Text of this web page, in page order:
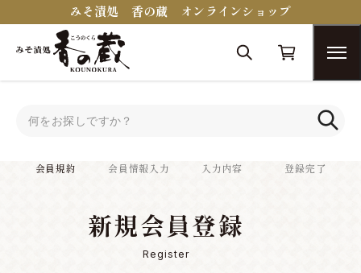
みそ漬処 香の蔵 オンラインショップ
会員規約 会員情報入力 入力内容 登録完了
新規会員登録
Register